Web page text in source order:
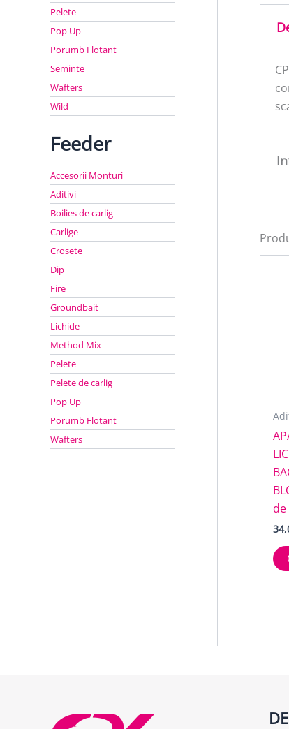
Pelete
Pop Up
Porumb Flotant
Seminte
Wafters
Wild
Feeder
Accesorii Monturi
Aditivi
Boilies de carlig
Carlige
Crosete
Dip
Fire
Groundbait
Lichide
Method Mix
Pelete
Pelete de carlig
Pop Up
Porumb Flotant
Wafters
de